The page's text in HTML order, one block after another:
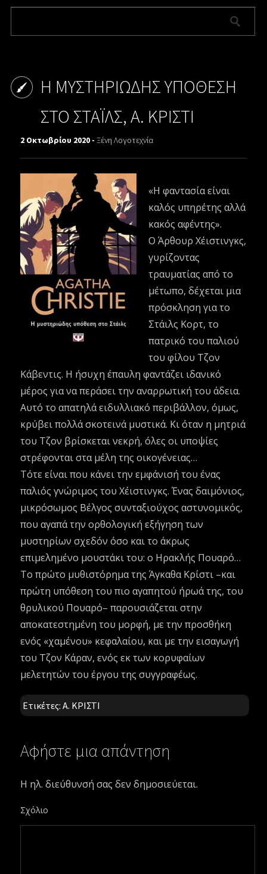
Η ΜΥΣΤΗΡΙΩΔΗΣ ΥΠΟΘΕΣΗ
ΣΤΟ ΣΤΑΪΛΣ, Α. ΚΡΙΣΤΙ
2 Οκτωβρίου 2020 -Ξένη Λογοτεχνία
«Η φαντασία είναι
καλός υπηρέτης αλλά
κακός αφέντης».
Ο Άρθουρ Χέιστινγκς,
γυρίζοντας
τραυματίας από το
μέτωπο, δέχεται μια
πρόσκληση για το
Στάιλς Κορτ, το
πατρικό του παλιού
του φίλου Τζον
Κάβεντις. Η ήσυχη έπαυλη φαντάζει ιδανικό
μέρος για να περάσει την αναρρωτική του άδεια.
Αυτό το απατηλά ειδυλλιακό περιβάλλον, όμως,
κρύβει πολλά σκοτεινά μυστικά. Κι όταν η μητριά
του Τζον βρίσκεται νεκρή, όλες οι υποψίες
στρέφονται στα μέλη της οικογένειας…
Τότε είναι που κάνει την εμφάνισή του ένας
παλιός γνώριμος του Χέιστινγκς. Ένας δαιμόνιος,
μικρόσωμος Βέλγος συνταξιούχος αστυνομικός,
που αγαπά την ορθολογική εξήγηση των
μυστηρίων σχεδόν όσο και το άκρως
επιμελημένο μουστάκι του: ο Ηρακλής Πουαρό…
Το πρώτο μυθιστόρημα της Άγκαθα Κρίστι –και
πρώτη υπόθεση του πιο αγαπητού ήρωά της, του
θρυλικού Πουαρό– παρουσιάζεται στην
αποκατεστημένη του μορφή, με την προσθήκη
ενός «χαμένου» κεφαλαίου, και με την εισαγωγή
του Τζον Κάραν, ενός εκ των κορυφαίων
μελετητών του έργου της συγγραφέως.
Ετικέτες:Α. ΚΡΙΣΤΙ
Αφήστε μια απάντηση
Η ηλ. διεύθυνσή σας δεν δημοσιεύεται.
Σχόλιο